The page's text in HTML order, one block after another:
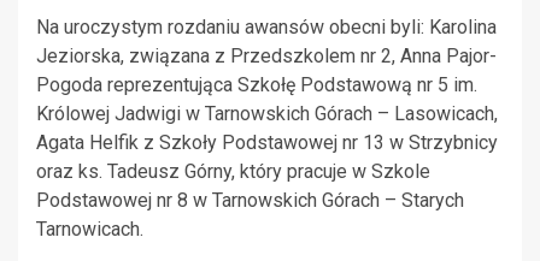
Na uroczystym rozdaniu awansów obecni byli: Karolina
Jeziorska, związana z Przedszkolem nr 2, Anna Pajor-
Pogoda reprezentująca Szkołę Podstawową nr 5 im.
Królowej Jadwigi w Tarnowskich Górach – Lasowicach,
Agata Helfik z Szkoły Podstawowej nr 13 w Strzybnicy
oraz ks. Tadeusz Górny, który pracuje w Szkole
Podstawowej nr 8 w Tarnowskich Górach – Starych
Tarnowicach.